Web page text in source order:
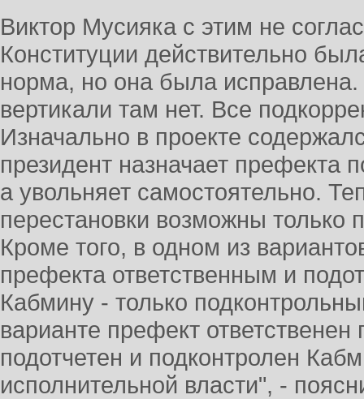
Виктор Мусияка с этим не
Конституции действительно
норма, но она была исправлена.
вертикали там нет. Все
Изначально в проекте
президент назначает префекта
а увольняет самостоятельно.
перестановки возможны только
Кроме того, в одном из
префекта ответственным и
Кабмину - только
варианте префект
подотчетен и подконтролен
исполнительной власти", -